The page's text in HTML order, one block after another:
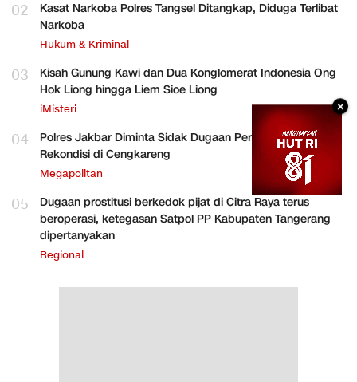
02
Kasat Narkoba Polres Tangsel Ditangkap, Diduga Terlibat
Narkoba
Hukum & Kriminal
03
Kisah Gunung Kawi dan Dua Konglomerat Indonesia Ong
Hok Liong hingga Liem Sioe Liong
iMisteri
04
Polres Jakbar Diminta Sidak Dugaan Perakitan HP
Rekondisi di Cengkareng
Megapolitan
05
Dugaan prostitusi berkedok pijat di Citra Raya terus
beroperasi, ketegasan Satpol PP Kabupaten Tangerang
dipertanyakan
Regional
×